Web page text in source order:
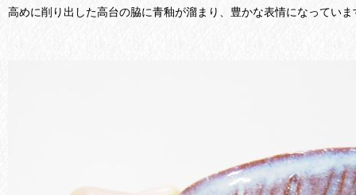
高めに削り出した高台の脇に青釉が溜まり、豊かな表情になっていま